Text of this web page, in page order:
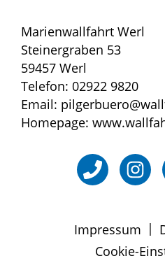
Marienwallfahrt Werl
Steinergraben 53
59457 Werl
Telefon: 02922 9820
Email:
Homepage:
Impressum |
Cookie-